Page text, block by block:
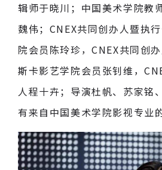
辑师于晓川；中国美术学院教
魏伟；CNEX共同创办人暨执
院会员陈玲珍，CNEX共同创
斯卡影艺学院会员张钊维，
人程十卉；导演杜帆、苏家铭
有来自中国美术学院影视专业